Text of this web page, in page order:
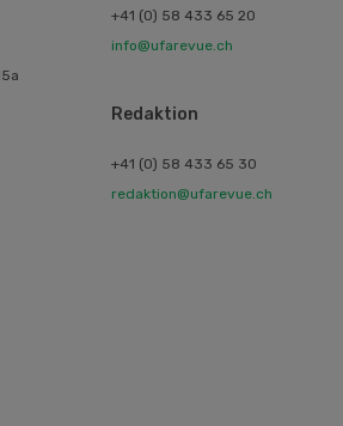
+41 (0) 58 433 65 20
info@ufarevue.ch
Redaktion
+41 (0) 58 433 65 30
redaktion@ufarevue.ch